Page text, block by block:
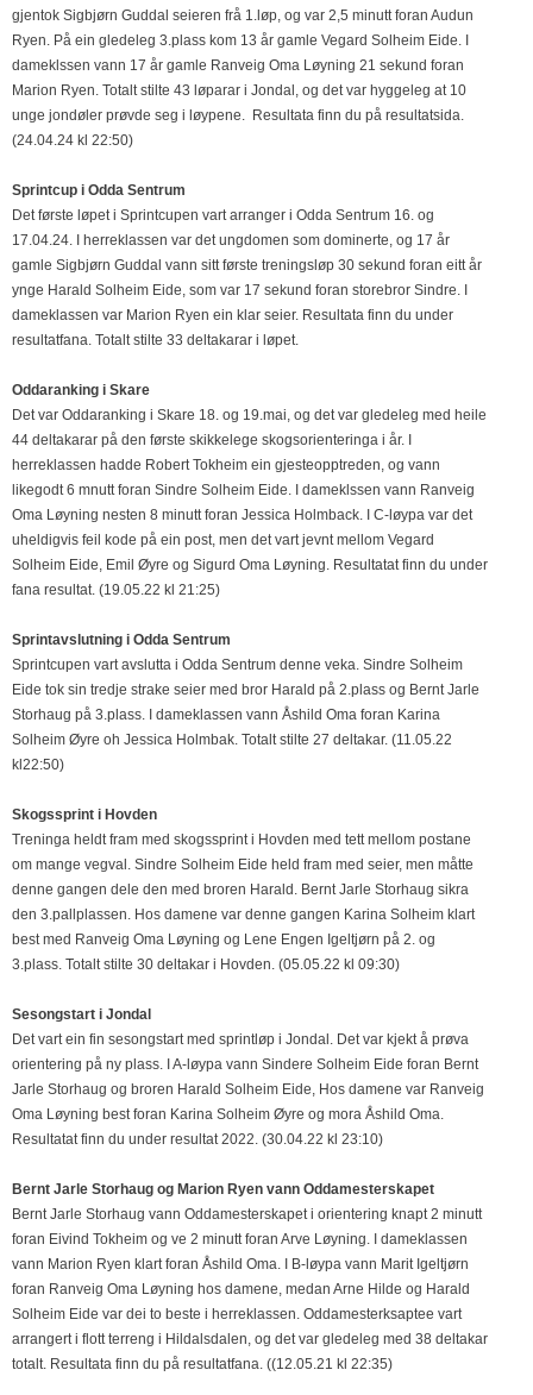
gjentok Sigbjørn Guddal seieren frå 1.løp, og var 2,5 minutt foran Audun
Ryen. På ein gledeleg 3.plass kom 13 år gamle Vegard Solheim Eide. I
dameklssen vann 17 år gamle Ranveig Oma Løyning 21 sekund foran
Marion Ryen. Totalt stilte 43 løparar i Jondal, og det var hyggeleg at 10
unge jondøler prøvde seg i løypene. Resultata finn du på resultatsida.
(24.04.24 kl 22:50)
Sprintcup i Odda Sentrum
Det første løpet i Sprintcupen vart arranger i Odda Sentrum 16. og
17.04.24. I herreklassen var det ungdomen som dominerte, og 17 år
gamle Sigbjørn Guddal vann sitt første treningsløp 30 sekund foran eitt år
ynge Harald Solheim Eide, som var 17 sekund foran storebror Sindre. I
dameklassen var Marion Ryen ein klar seier. Resultata finn du under
resultatfana. Totalt stilte 33 deltakarar i løpet.
Oddaranking i Skare
Det var Oddaranking i Skare 18. og 19.mai, og det var gledeleg med heile
44 deltakarar på den første skikkelege skogsorienteringa i år. I
herreklassen hadde Robert Tokheim ein gjesteopptreden, og vann
likegodt 6 mnutt foran Sindre Solheim Eide. I dameklssen vann Ranveig
Oma Løyning nesten 8 minutt foran Jessica Holmback. I C-løypa var det
uheldigvis feil kode på ein post, men det vart jevnt mellom Vegard
Solheim Eide, Emil Øyre og Sigurd Oma Løyning. Resultatat finn du under
fana resultat. (19.05.22 kl 21:25)
Sprintavslutning i Odda Sentrum
Sprintcupen vart avslutta i Odda Sentrum denne veka. Sindre Solheim
Eide tok sin tredje strake seier med bror Harald på 2.plass og Bernt Jarle
Storhaug på 3.plass. I dameklassen vann Åshild Oma foran Karina
Solheim Øyre oh Jessica Holmbak. Totalt stilte 27 deltakar. (11.05.22
kl22:50)
Skogssprint i Hovden
Treninga heldt fram med skogssprint i Hovden med tett mellom postane
om mange vegval. Sindre Solheim Eide held fram med seier, men måtte
denne gangen dele den med broren Harald. Bernt Jarle Storhaug sikra
den 3.pallplassen. Hos damene var denne gangen Karina Solheim klart
best med Ranveig Oma Løyning og Lene Engen Igeltjørn på 2. og
3.plass. Totalt stilte 30 deltakar i Hovden. (05.05.22 kl 09:30)
Sesongstart i Jondal
Det vart ein fin sesongstart med sprintløp i Jondal. Det var kjekt å prøva
orientering på ny plass. I A-løypa vann Sindere Solheim Eide foran Bernt
Jarle Storhaug og broren Harald Solheim Eide, Hos damene var Ranveig
Oma Løyning best foran Karina Solheim Øyre og mora Åshild Oma.
Resultatat finn du under resultat 2022. (30.04.22 kl 23:10)
Bernt Jarle Storhaug og Marion Ryen vann Oddamesterskapet
Bernt Jarle Storhaug vann Oddamesterskapet i orientering knapt 2 minutt
foran Eivind Tokheim og ve 2 minutt foran Arve Løyning. I dameklassen
vann Marion Ryen klart foran Åshild Oma. I B-løypa vann Marit Igeltjørn
foran Ranveig Oma Løyning hos damene, medan Arne Hilde og Harald
Solheim Eide var dei to beste i herreklassen. Oddamesterksaptee vart
arrangert i flott terreng i Hildalsdalen, og det var gledeleg med 38 deltakar
totalt. Resultata finn du på resultatfana. ((12.05.21 kl 22:35)